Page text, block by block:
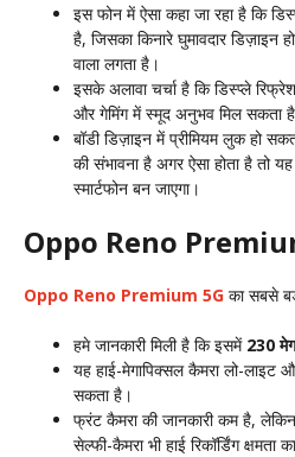
इस फोन में ऐसा कहा जा रहा है कि
है, जिसका किनारे घुमावदार
वाला लगता है।
इसके अलावा चर्चा है कि डिस्प्ले
और गेमिंग में स्मूद अनुभव मिल सकता
बॉडी डिज़ाइन में प्रीमियम लुक हो
की संभावना है अगर ऐसा होता है तो
स्मार्टफोन बन जाएगा।
Oppo Reno
Oppo Reno Premium 5G का सबसे
हमे जानकारी मिली है कि इसमें 230
यह हाई-मेगापिक्सल कैमरा लो-लाइट
सकता है।
फ्रंट कैमरा की जानकारी कम है,
सेल्फी-कैमरा भी हाई रिकॉर्डिंग क्षमता